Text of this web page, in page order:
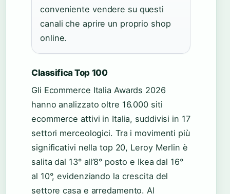
conveniente vendere su questi
canali che aprire un proprio shop
online.
Classifica Top 100
Gli Ecommerce Italia Awards 2026
hanno analizzato oltre 16.000 siti
ecommerce attivi in Italia, suddivisi in 17
settori merceologici. Tra i movimenti più
significativi nella top 20, Leroy Merlin è
salita dal 13° all’8° posto e Ikea dal 16°
al 10°, evidenziando la crescita del
settore casa e arredamento. Al